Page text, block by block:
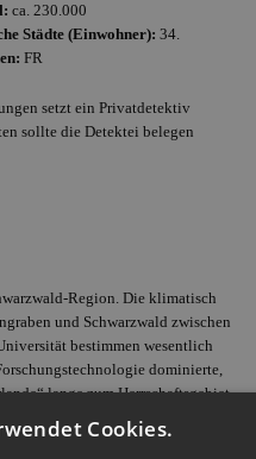
ca. 230.000
Städte (Einwohner): 34.
FR
setzt ein Privatdetektiv
sollte die Detektei belegen
Region. Die klimatisch
und Schwarzwald zwischen
bestimmen wesentlich
dominierte,
lange zum Herrschaftsgebiet
ragt das von etwa 1200 bis
Cookies.